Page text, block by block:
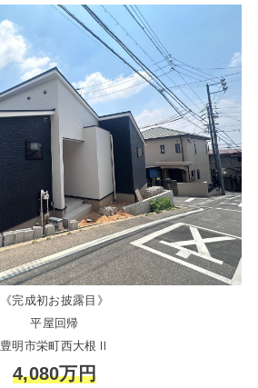
《完成初お披露目》
平屋回帰
豊明市栄町西大根Ⅱ
4,080万円